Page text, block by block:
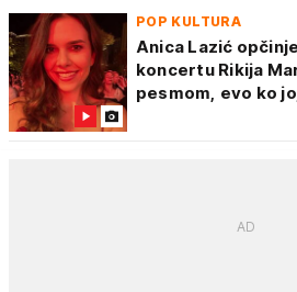
POP KULTURA
Anica Lazić
koncertu Rikija
pesmom, evo ko